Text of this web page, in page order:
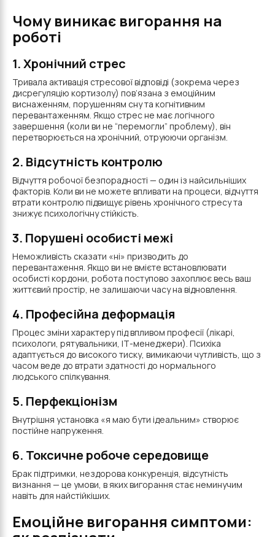
Чому виникає вигорання на
роботі
1. Хронічний стрес
Тривала активація стресової відповіді (зокрема через
дисрегуляцію кортизолу) пов’язана з емоційним
виснаженням, порушенням сну та когнітивним
перевантаженням. Якщо стрес не має логічного
завершення (коли ви не “перемогли” проблему), він
перетворюється на хронічний, отруюючи організм.
2. Відсутність контролю
Відчуття робочої безпорадності — один із найсильніших
факторів. Коли ви не можете впливати на процеси, відчуття
втрати контролю підвищує рівень хронічного стресу та
знижує психологічну стійкість.
3. Порушені особисті межі
Неможливість сказати «ні» призводить до
перевантаження. Якщо ви не вмієте встановлювати
особисті кордони, робота поступово захоплює весь ваш
життєвий простір, не залишаючи часу на відновлення.
4. Професійна деформація
Процес зміни характеру під впливом професії (лікарі,
психологи, рятувальники, ІТ-менеджери). Психіка
адаптується до високого тиску, вимикаючи чутливість, що з
часом веде до втрати здатності до нормального
людського спілкування.
5. Перфекціонізм
Внутрішня установка «я маю бути ідеальним» створює
постійне напруження.
6. Токсичне робоче середовище
Брак підтримки, нездорова конкуренція, відсутність
визнання — це умови, в яких вигорання стає неминучим
навіть для найстійкіших.
Емоційне вигорання симптоми: